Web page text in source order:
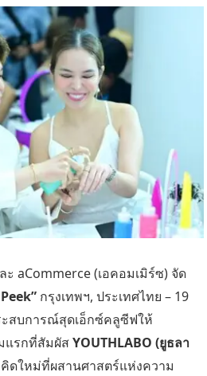
ะ aCommerce (เอคอมเมิร์ซ) จัด
กรุงเทพฯ, ประเทศไทย – 19
สบการณ์สุดเอ็กซ์คลูซีฟให้
แรกที่สัมผัสYOUTHLABO (ยูธลา
ดใหม่ที่ผสานศาสตร์แห่งความ